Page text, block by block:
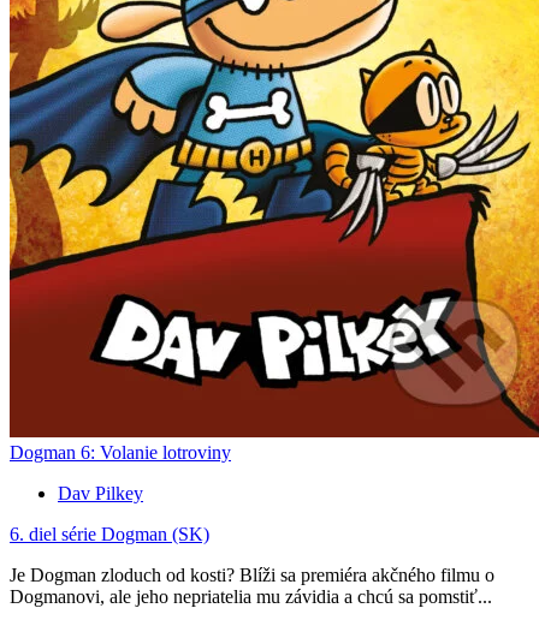
Dogman 6: Volanie lotroviny
Dav Pilkey
6. diel série Dogman (SK)
Je Dogman zloduch od kosti? Blíži sa premiéra akčného filmu o
Dogmanovi, ale jeho nepriatelia mu závidia a chcú sa pomstiť...